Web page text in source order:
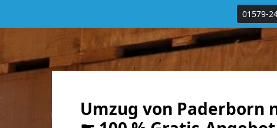
01579-
Umzug von Paderborn